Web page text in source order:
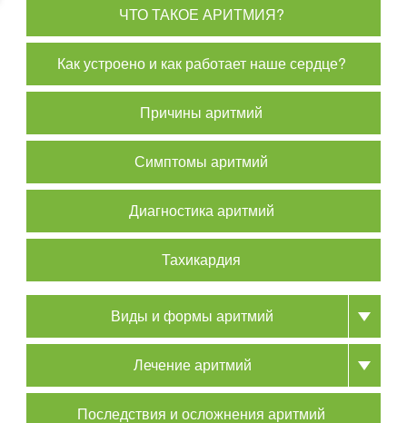
ЧТО ТАКОЕ АРИТМИЯ?
Как устроено и как работает наше сердце?
Причины аритмий
Симптомы аритмий
Диагностика аритмий
Тахикардия
Виды и формы аритмий
Лечение аритмий
Последствия и осложнения аритмий